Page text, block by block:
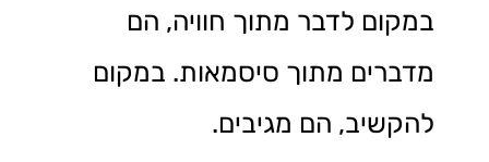
במקום לדבר מתוך חוויה, הם
מדברים מתוך סיסמאות. במקום
להקשיב, הם מגיבים.